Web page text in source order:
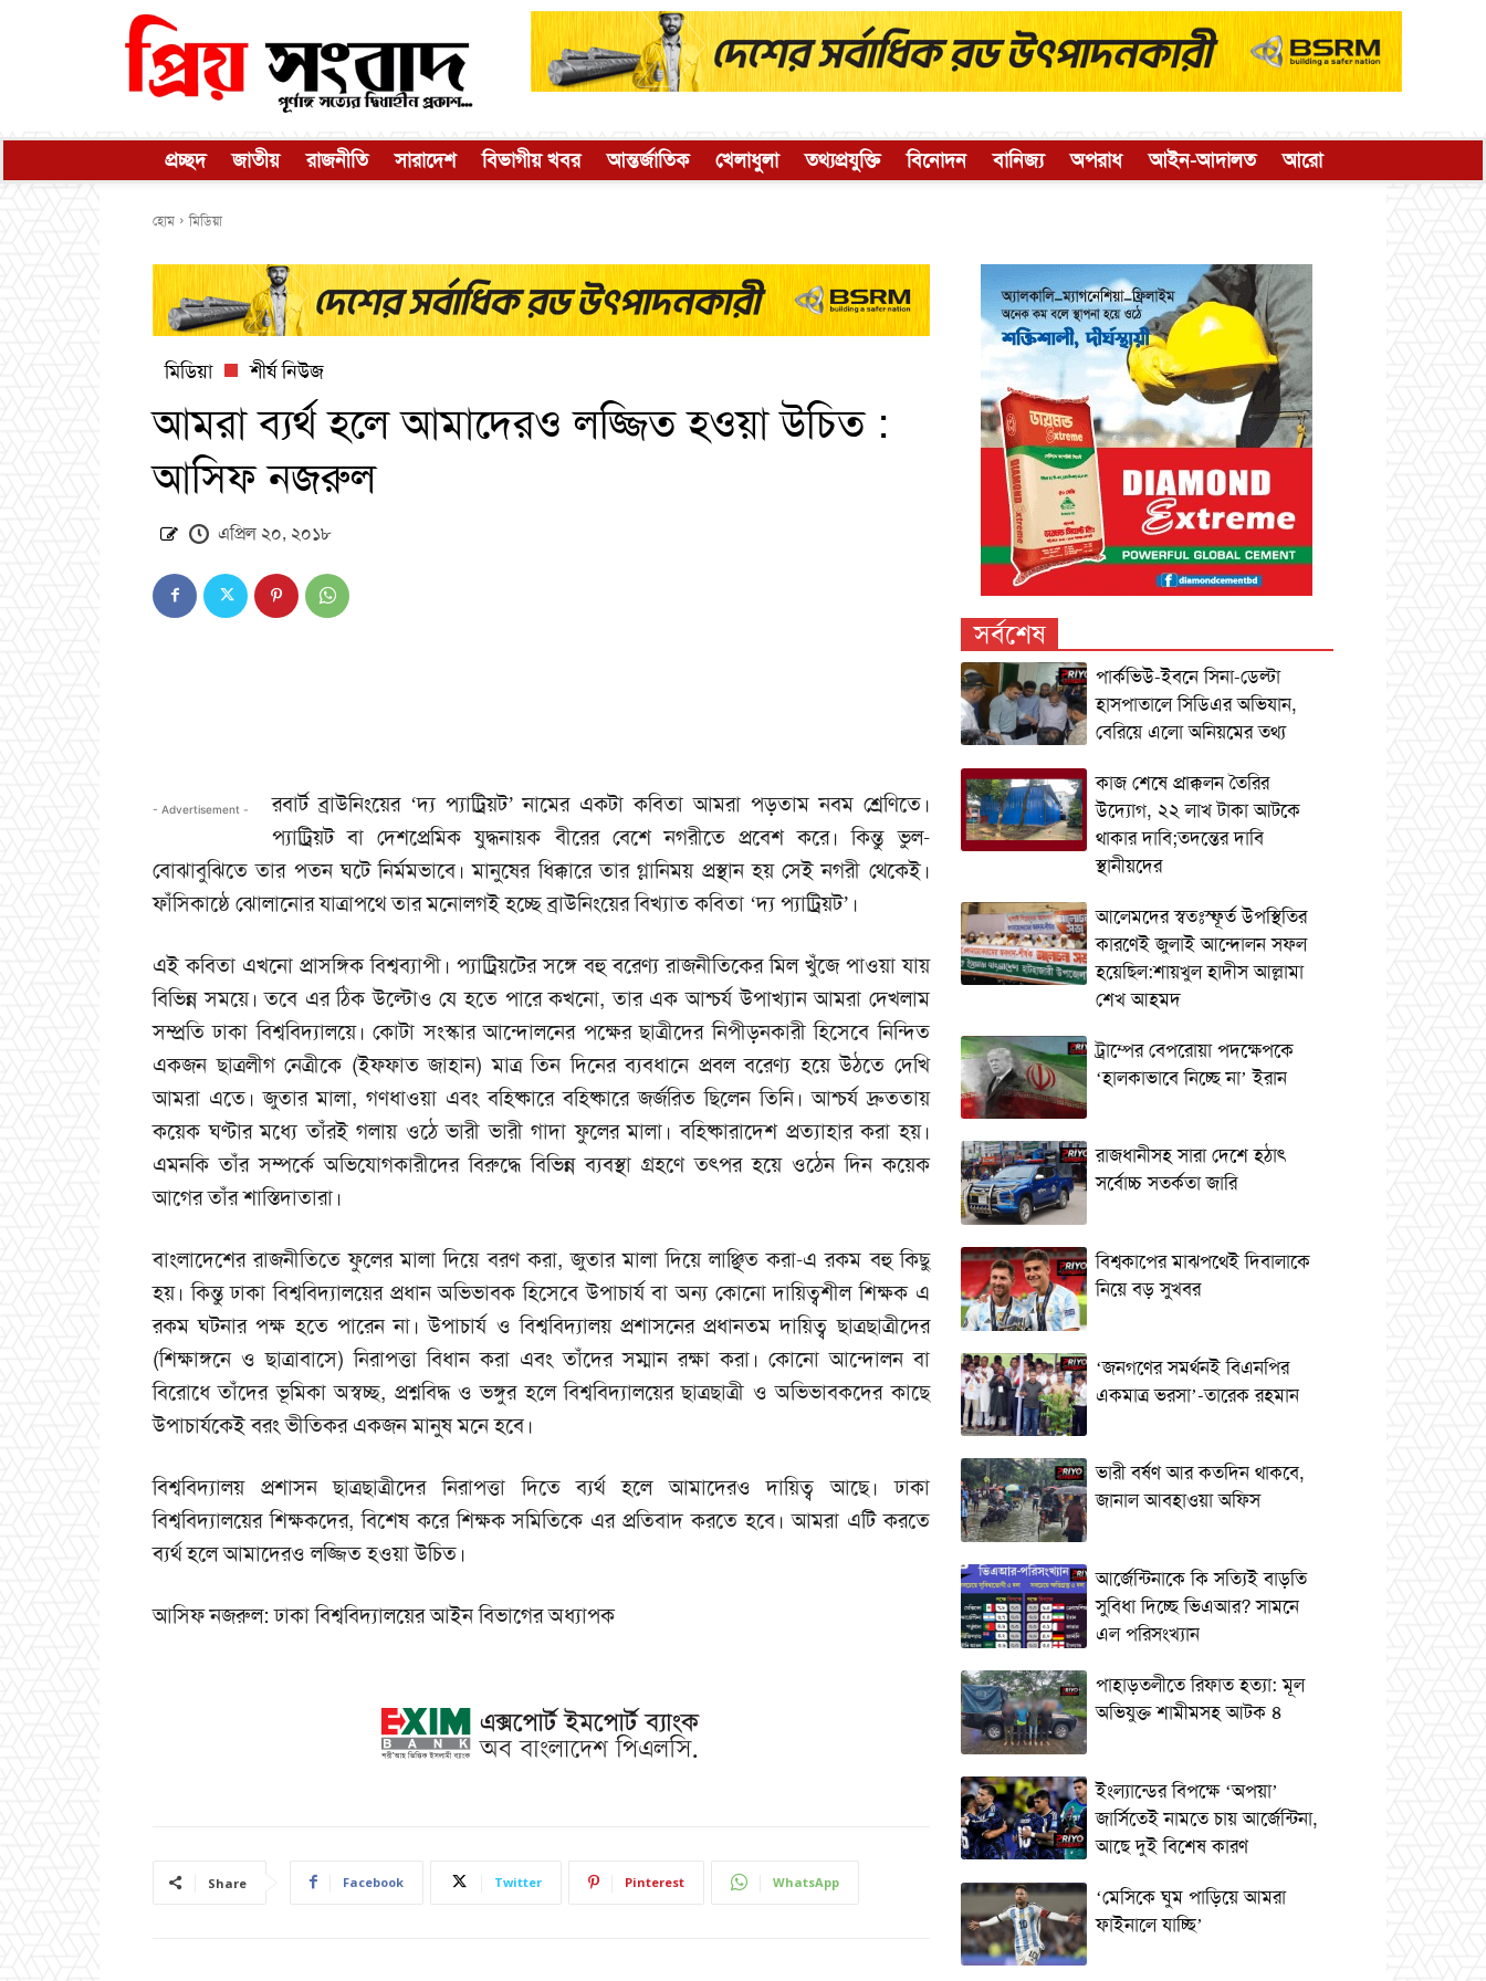
প্রচ্ছদ জাতীয় রাজনীতি সারাদেশ বিভাগীয় খবর আন্তর্জাতিক খেলাধুলা তথ্যপ্রযুক্তি বিনোদন বানিজ্য অপরাধ আইন-আদালত আরো
হোম মিডিয়া
মিডিয়া শীর্ষ নিউজ
আমরা ব্যর্থ হলে আমাদেরও লজ্জিত হওয়া উচিত :
আসিফ নজরুল
এপ্রিল ২০, ২০১৮
- Advertisement -
রবার্ট ব্রাউনিংয়ের ‘দ্য প্যাট্রিয়ট’ নামের একটা কবিতা আমরা পড়তাম নবম শ্রেণিতে।
প্যাট্রিয়ট বা দেশপ্রেমিক যুদ্ধনায়ক বীরের বেশে নগরীতে প্রবেশ করে। কিন্তু ভুল-
বোঝাবুঝিতে তার পতন ঘটে নির্মমভাবে। মানুষের ধিক্কারে তার গ্লানিময় প্রস্থান হয় সেই নগরী থেকেই।
ফাঁসিকাষ্ঠে ঝোলানোর যাত্রাপথে তার মনোলগই হচ্ছে ব্রাউনিংয়ের বিখ্যাত কবিতা ‘দ্য প্যাট্রিয়ট’।
এই কবিতা এখনো প্রাসঙ্গিক বিশ্বব্যাপী। প্যাট্রিয়টের সঙ্গে বহু বরেণ্য রাজনীতিকের মিল খুঁজে পাওয়া যায়
বিভিন্ন সময়ে। তবে এর ঠিক উল্টোও যে হতে পারে কখনো, তার এক আশ্চর্য উপাখ্যান আমরা দেখলাম
সম্প্রতি ঢাকা বিশ্ববিদ্যালয়ে। কোটা সংস্কার আন্দোলনের পক্ষের ছাত্রীদের নিপীড়নকারী হিসেবে নিন্দিত
একজন ছাত্রলীগ নেত্রীকে (ইফফাত জাহান) মাত্র তিন দিনের ব্যবধানে প্রবল বরেণ্য হয়ে উঠতে দেখি
আমরা এতে। জুতার মালা, গণধাওয়া এবং বহিষ্কারে বহিষ্কারে জর্জরিত ছিলেন তিনি। আশ্চর্য দ্রুততায়
কয়েক ঘণ্টার মধ্যে তাঁরই গলায় ওঠে ভারী ভারী গাদা ফুলের মালা। বহিষ্কারাদেশ প্রত্যাহার করা হয়।
এমনকি তাঁর সম্পর্কে অভিযোগকারীদের বিরুদ্ধে বিভিন্ন ব্যবস্থা গ্রহণে তৎপর হয়ে ওঠেন দিন কয়েক
আগের তাঁর শাস্তিদাতারা।
বাংলাদেশের রাজনীতিতে ফুলের মালা দিয়ে বরণ করা, জুতার মালা দিয়ে লাঞ্ছিত করা-এ রকম বহু কিছু
হয়। কিন্তু ঢাকা বিশ্ববিদ্যালয়ের প্রধান অভিভাবক হিসেবে উপাচার্য বা অন্য কোনো দায়িত্বশীল শিক্ষক এ
রকম ঘটনার পক্ষ হতে পারেন না। উপাচার্য ও বিশ্ববিদ্যালয় প্রশাসনের প্রধানতম দায়িত্ব ছাত্রছাত্রীদের
(শিক্ষাঙ্গনে ও ছাত্রাবাসে) নিরাপত্তা বিধান করা এবং তাঁদের সম্মান রক্ষা করা। কোনো আন্দোলন বা
বিরোধে তাঁদের ভূমিকা অস্বচ্ছ, প্রশ্নবিদ্ধ ও ভঙ্গুর হলে বিশ্ববিদ্যালয়ের ছাত্রছাত্রী ও অভিভাবকদের কাছে
উপাচার্যকেই বরং ভীতিকর একজন মানুষ মনে হবে।
বিশ্ববিদ্যালয় প্রশাসন ছাত্রছাত্রীদের নিরাপত্তা দিতে ব্যর্থ হলে আমাদেরও দায়িত্ব আছে। ঢাকা
বিশ্ববিদ্যালয়ের শিক্ষকদের, বিশেষ করে শিক্ষক সমিতিকে এর প্রতিবাদ করতে হবে। আমরা এটি করতে
ব্যর্থ হলে আমাদেরও লজ্জিত হওয়া উচিত।
আসিফ নজরুল: ঢাকা বিশ্ববিদ্যালয়ের আইন বিভাগের অধ্যাপক
Share Facebook Twitter Pinterest WhatsApp
সর্বশেষ
পার্কভিউ-ইবনে সিনা-ডেল্টা
হাসপাতালে সিডিএর অভিযান,
বেরিয়ে এলো অনিয়মের তথ্য
কাজ শেষে প্রাক্কলন তৈরির
উদ্যোগ, ২২ লাখ টাকা আটকে
থাকার দাবি;তদন্তের দাবি
স্থানীয়দের
আলেমদের স্বতঃস্ফূর্ত উপস্থিতির
কারণেই জুলাই আন্দোলন সফল
হয়েছিল:শায়খুল হাদীস আল্লামা
শেখ আহমদ
ট্রাম্পের বেপরোয়া পদক্ষেপকে
‘হালকাভাবে নিচ্ছে না’ ইরান
রাজধানীসহ সারা দেশে হঠাৎ
সর্বোচ্চ সতর্কতা জা‌রি
বিশ্বকাপের মাঝপথেই দিবালাকে
নিয়ে বড় সুখবর
‘জনগণের সমর্থনই বিএনপির
একমাত্র ভরসা’-তারেক রহমান
ভারী বর্ষণ আর কতদিন থাকবে,
জানাল আবহাওয়া অফিস
আর্জেন্টিনাকে কি সত্যিই বাড়তি
সুবিধা দিচ্ছে ভিএআর? সামনে
এল পরিসংখ্যান
পাহাড়তলীতে রিফাত হত্যা: মূল
অভিযুক্ত শামীমসহ আটক ৪
ইংল্যান্ডের বিপক্ষে ‘অপয়া’
জার্সিতেই নামতে চায় আর্জেন্টিনা,
আছে দুই বিশেষ কারণ
‘মেসিকে ঘুম পাড়িয়ে আমরা
ফাইনালে যাচ্ছি’